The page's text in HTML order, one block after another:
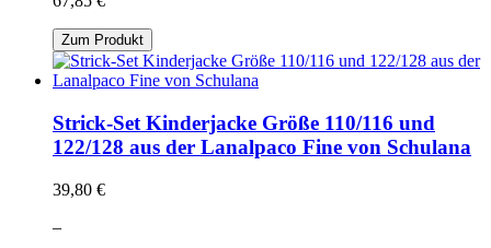
Zum Produkt
Strick-Set Kinderjacke Größe 110/116 und
122/128 aus der Lanalpaco Fine von Schulana
39,80 €
–